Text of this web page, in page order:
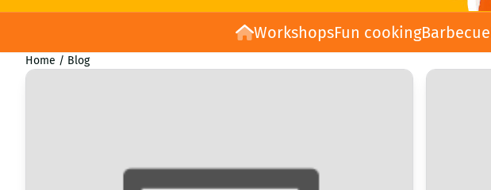
WorkshopsFun cookingBarbecue
Home / Blog